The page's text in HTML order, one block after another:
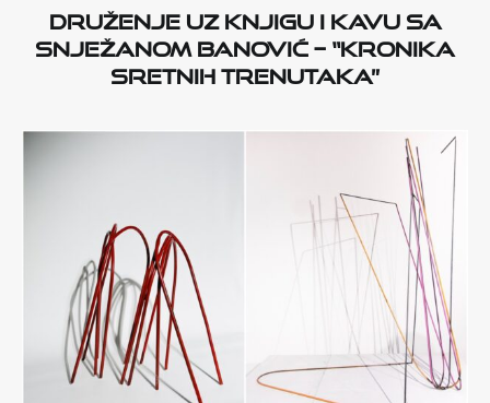
Druženje uz knjigu i kavu sa
Snježanom Banović – “Kronika
sretnih trenutaka”